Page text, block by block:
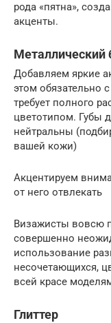
рода «пятна»,
акценты.
Металлический
Добавляем яркие
этом обязательно
требует полного
цветотипом. Губы
нейтральны
вашей кожи)
Акцентируем
от него отвлекать
Визажисты вовсю
совершенно
использование
несочетающихся,
всей красе
Глиттер